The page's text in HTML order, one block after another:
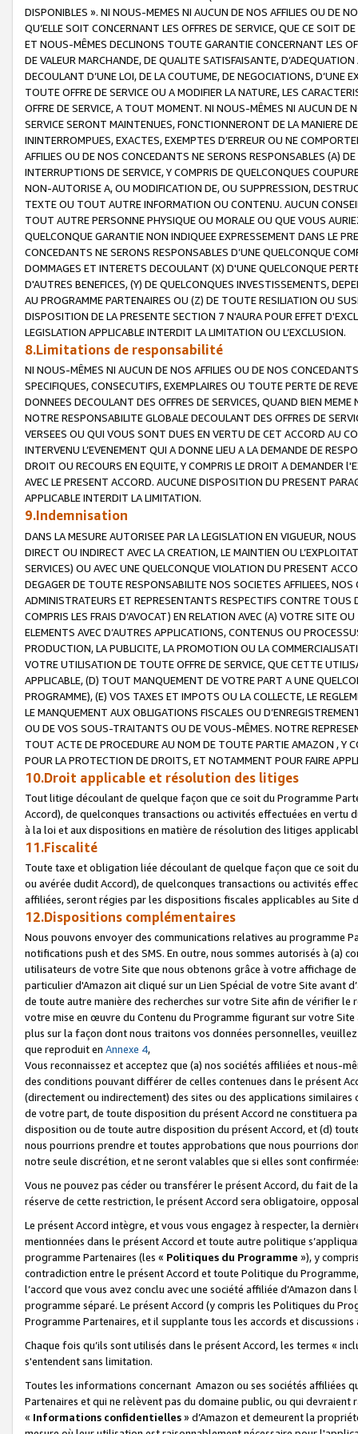
DISPONIBLES ». NI NOUS-MEMES NI AUCUN DE NOS AFFILIES OU DE
QU’ELLE SOIT CONCERNANT LES OFFRES DE SERVICE, QUE CE SOIT
ET NOUS-MÊMES DECLINONS TOUTE GARANTIE CONCERNANT LES
DE VALEUR MARCHANDE, DE QUALITE SATISFAISANTE,
DECOULANT D’UNE LOI, DE LA COUTUME, DE NEGOCIATIONS, D’UNE
TOUTE OFFRE DE SERVICE OU A MODIFIER LA NATURE, LES
OFFRE DE SERVICE, A TOUT MOMENT. NI NOUS-MÊMES NI AUCUN DE
SERVICE SERONT MAINTENUES, FONCTIONNERONT DE LA MANIERE
ININTERROMPUES, EXACTES, EXEMPTES D’ERREUR OU NE
AFFILIES OU DE NOS CONCEDANTS NE SERONS RESPONSABLES (A)
INTERRUPTIONS DE SERVICE, Y COMPRIS DE QUELCONQUES
NON-AUTORISE A, OU MODIFICATION DE, OU SUPPRESSION,
TEXTE OU TOUT AUTRE INFORMATION OU CONTENU. AUCUN
TOUT AUTRE PERSONNE PHYSIQUE OU MORALE OU QUE VOUS
QUELCONQUE GARANTIE NON INDIQUEE EXPRESSEMENT DANS LE
CONCEDANTS NE SERONS RESPONSABLES D’UNE QUELCONQUE
DOMMAGES ET INTERETS DECOULANT (X) D'UNE QUELCONQUE
D'AUTRES BENEFICES, (Y) DE QUELCONQUES INVESTISSEMENTS,
AU PROGRAMME PARTENAIRES OU (Z) DE TOUTE RESILIATION OU
DISPOSITION DE LA PRESENTE SECTION 7 N'AURA POUR EFFET
LEGISLATION APPLICABLE INTERDIT LA LIMITATION OU L’EXCLUSION.
8.Limitations de responsabilité
NI NOUS-MÊMES NI AUCUN DE NOS AFFILIES OU DE NOS
SPECIFIQUES, CONSECUTIFS, EXEMPLAIRES OU TOUTE PERTE DE
DONNEES DECOULANT DES OFFRES DE SERVICES, QUAND BIEN
NOTRE RESPONSABILITE GLOBALE DECOULANT DES OFFRES DE
VERSEES OU QUI VOUS SONT DUES EN VERTU DE CET ACCORD AU
INTERVENU L’EVENEMENT QUI A DONNE LIEU A LA DEMANDE DE
DROIT OU RECOURS EN EQUITE, Y COMPRIS LE DROIT A DEMANDER
AVEC LE PRESENT ACCORD. AUCUNE DISPOSITION DU PRESENT
APPLICABLE INTERDIT LA LIMITATION.
9.Indemnisation
DANS LA MESURE AUTORISEE PAR LA LEGISLATION EN VIGUEUR,
DIRECT OU INDIRECT AVEC LA CREATION, LE MAINTIEN OU
SERVICES) OU AVEC UNE QUELCONQUE VIOLATION DU PRESENT
DEGAGER DE TOUTE RESPONSABILITE NOS SOCIETES AFFILIEES,
ADMINISTRATEURS ET REPRESENTANTS RESPECTIFS CONTRE
COMPRIS LES FRAIS D’AVOCAT) EN RELATION AVEC (A) VOTRE SITE
ELEMENTS AVEC D’AUTRES APPLICATIONS, CONTENUS OU
PRODUCTION, LA PUBLICITE, LA PROMOTION OU LA
VOTRE UTILISATION DE TOUTE OFFRE DE SERVICE, QUE CETTE
APPLICABLE, (D) TOUT MANQUEMENT DE VOTRE PART A UNE
PROGRAMME), (E) VOS TAXES ET IMPOTS OU LA COLLECTE, LE
LE MANQUEMENT AUX OBLIGATIONS FISCALES OU
OU DE VOS SOUS-TRAITANTS OU DE VOUS-MÊMES. NOTRE
TOUT ACTE DE PROCEDURE AU NOM DE TOUTE PARTIE AMAZON , Y
POUR LA PROTECTION DE DROITS, ET NOTAMMENT POUR FAIRE
10.Droit applicable et résolution des litiges
Tout litige découlant de quelque façon que ce soit du Programme
Accord), de quelconques transactions ou activités effectuées en vertu
à la loi et aux dispositions en matière de résolution des litiges
11.Fiscalité
Toute taxe et obligation liée découlant de quelque façon que ce soit
ou avérée dudit Accord), de quelconques transactions ou activités
affiliées, seront régies par les dispositions fiscales applicables au Site
12.Dispositions complémentaires
Nous pouvons envoyer des communications relatives au programme
notifications push et des SMS. En outre, nous sommes autorisés à
utilisateurs de votre Site que nous obtenons grâce à votre affichage
particulier d'Amazon ait cliqué sur un Lien Spécial de votre Site avant
de toute autre manière des recherches sur votre Site afin de vérifier
votre mise en œuvre du Contenu du Programme figurant sur votre
plus sur la façon dont nous traitons vos données personnelles,
que reproduit en Annexe 4,
Vous reconnaissez et acceptez que (a) nos sociétés affiliées et nous-
des conditions pouvant différer de celles contenues dans le présent
(directement ou indirectement) des sites ou des applications
de votre part, de toute disposition du présent Accord ne constituera
disposition ou de toute autre disposition du présent Accord, et (d)
nous pourrions prendre et toutes approbations que nous pourrions
notre seule discrétion, et ne seront valables que si elles sont
Vous ne pouvez pas céder ou transférer le présent Accord, du fait de
réserve de cette restriction, le présent Accord sera obligatoire,
Le présent Accord intègre, et vous vous engagez à respecter, la
mentionnées dans le présent Accord et toute autre politique
programme Partenaires (les « Politiques du Programme »), y
contradiction entre le présent Accord et toute Politique du
l’accord que vous avez conclu avec une société affiliée d’Amazon
programme séparé. Le présent Accord (y compris les Politiques du
Programme Partenaires, et il supplante tous les accords et discussions
Chaque fois qu’ils sont utilisés dans le présent Accord, les termes «
s'entendent sans limitation.
Toutes les informations concernant Amazon ou ses sociétés affiliées
Partenaires et qui ne relèvent pas du domaine public, ou qui
« Informations confidentielles» d’Amazon et demeurent la